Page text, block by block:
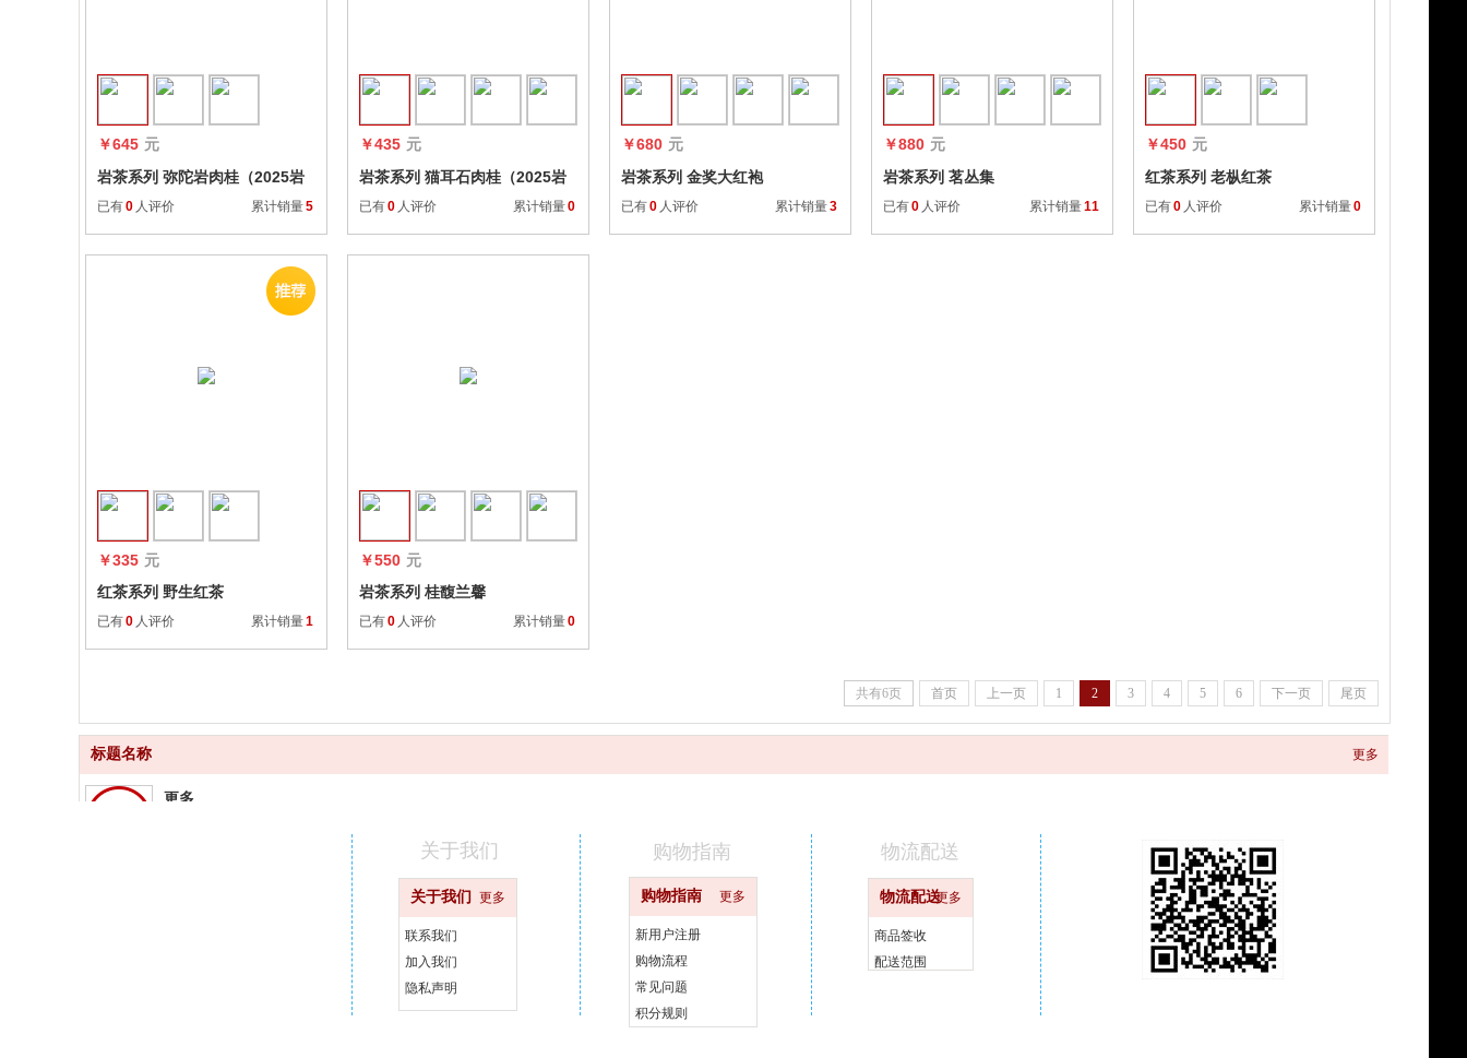
￥645 元
岩茶系列 弥陀岩肉桂（2025岩
茶.一两装）
已有0 人评价 累计销量5
￥435 元
岩茶系列 猫耳石肉桂（2025岩
茶.一两装）
已有0 人评价 累计销量0
￥680 元
岩茶系列 金奖大红袍
已有0 人评价 累计销量3
￥880 元
岩茶系列 茗丛集
已有0 人评价 累计销量11
￥450 元
红茶系列 老枞红茶
已有0 人评价 累计销量0
￥335 元
红茶系列 野生红茶
已有0 人评价 累计销量1
￥550 元
岩茶系列 桂馥兰馨
已有0 人评价 累计销量0
共有6页 首页 上一页 1 2 3 4 5 6 下一页 尾页
标题名称 更多
更多
关于我们 更多
联系我们
加入我们
隐私声明
购物指南 更多
新用户注册
购物流程
常见问题
积分规则
物流配送更多
商品签收
配送范围
关于我们 购物指南 物流配送